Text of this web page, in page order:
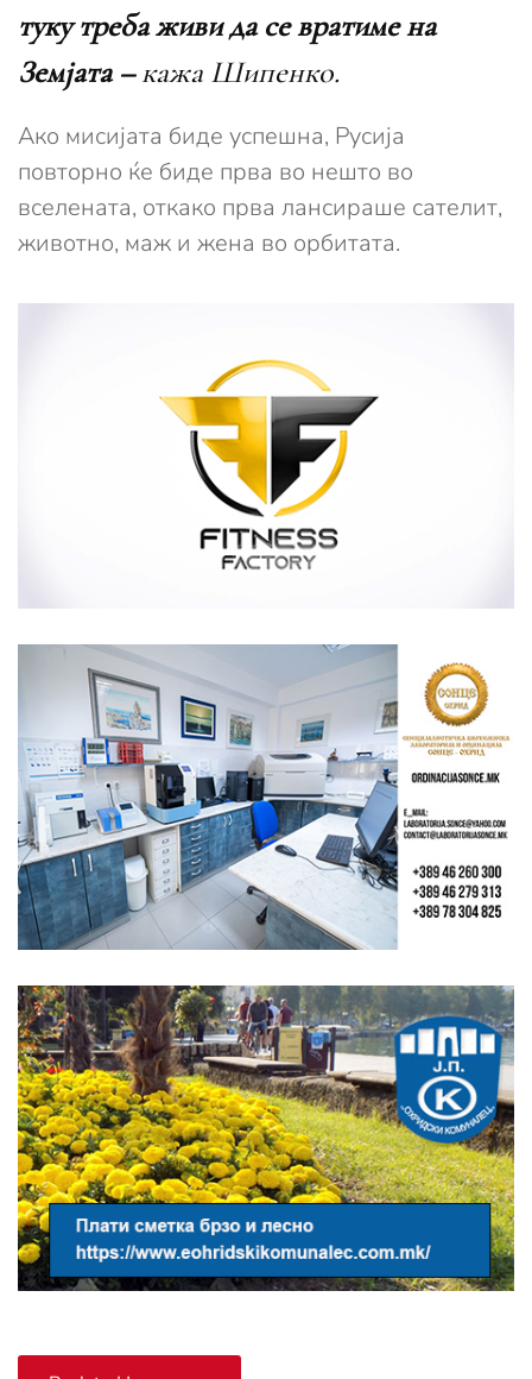
туку треба живи да се вратиме на
Земјата –кажа Шипенко.
Ако мисијата биде успешна, Русија
повторно ќе биде прва во нешто во
вселената, откако прва лансираше сателит,
животно, маж и жена во орбитата.